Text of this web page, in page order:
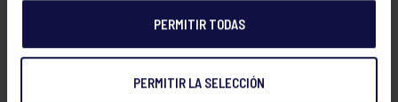
PERMITIR TODAS
PERMITIR LA SELECCIÓN
GONZALO DIAZ SIMAL